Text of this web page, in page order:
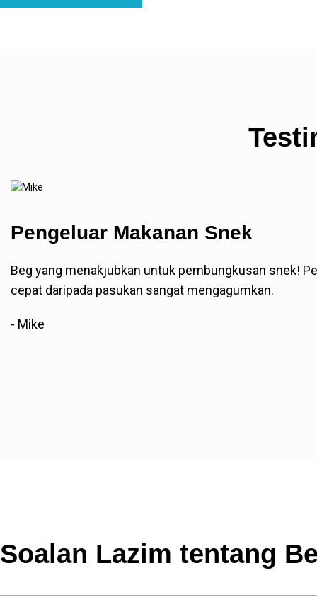
Pengeluar Makanan Snek
Beg yang menakjubkan untuk pembungkusan snek!
cepat daripada pasukan sangat mengagumkan.
- Mike
Soalan Lazim tentang